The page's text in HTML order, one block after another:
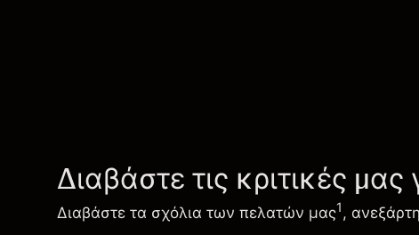
Διαβάστε τις κριτικές
Διαβάστε τα σχόλια των πελατών μας1,